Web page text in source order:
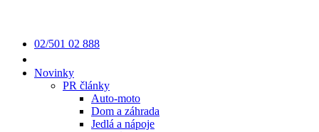
02/501 02 888
Novinky
PR články
Auto-moto
Dom a záhrada
Jedlá a nápoje